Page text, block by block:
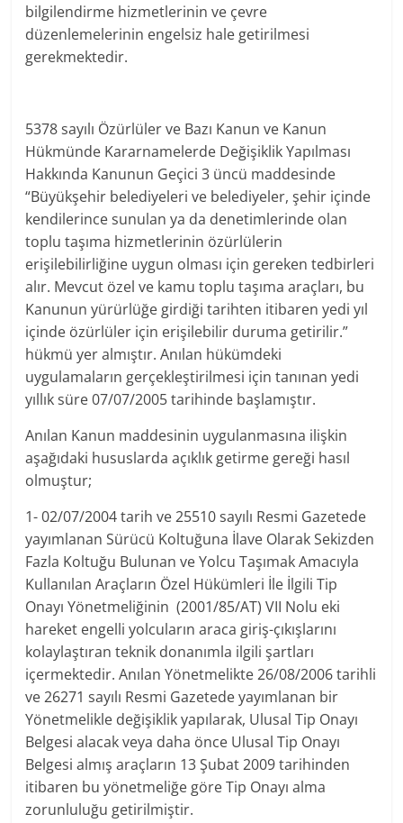
bilgilendirme hizmetlerinin ve çevre
düzenlemelerinin engelsiz hale getirilmesi
gerekmektedir.
5378 sayılı Özürlüler ve Bazı Kanun ve Kanun
Hükmünde Kararnamelerde Değişiklik Yapılması
Hakkında Kanunun Geçici 3 üncü maddesinde
“Büyükşehir belediyeleri ve belediyeler, şehir içinde
kendilerince sunulan ya da denetimlerinde olan
toplu taşıma hizmetlerinin özürlülerin
erişilebilirliğine uygun olması için gereken tedbirleri
alır. Mevcut özel ve kamu toplu taşıma araçları, bu
Kanunun yürürlüğe girdiği tarihten itibaren yedi yıl
içinde özürlüler için erişilebilir duruma getirilir.”
hükmü yer almıştır. Anılan hükümdeki
uygulamaların gerçekleştirilmesi için tanınan yedi
yıllık süre 07/07/2005 tarihinde başlamıştır.
Anılan Kanun maddesinin uygulanmasına ilişkin
aşağıdaki hususlarda açıklık getirme gereği hasıl
olmuştur;
1- 02/07/2004 tarih ve 25510 sayılı Resmi Gazetede
yayımlanan Sürücü Koltuğuna İlave Olarak Sekizden
Fazla Koltuğu Bulunan ve Yolcu Taşımak Amacıyla
Kullanılan Araçların Özel Hükümleri İle İlgili Tip
Onayı Yönetmeliğinin (2001/85/AT) VII Nolu eki
hareket engelli yolcuların araca giriş-çıkışlarını
kolaylaştıran teknik donanımla ilgili şartları
içermektedir. Anılan Yönetmelikte 26/08/2006 tarihli
ve 26271 sayılı Resmi Gazetede yayımlanan bir
Yönetmelikle değişiklik yapılarak, Ulusal Tip Onayı
Belgesi alacak veya daha önce Ulusal Tip Onayı
Belgesi almış araçların 13 Şubat 2009 tarihinden
itibaren bu yönetmeliğe göre Tip Onayı alma
zorunluluğu getirilmiştir.